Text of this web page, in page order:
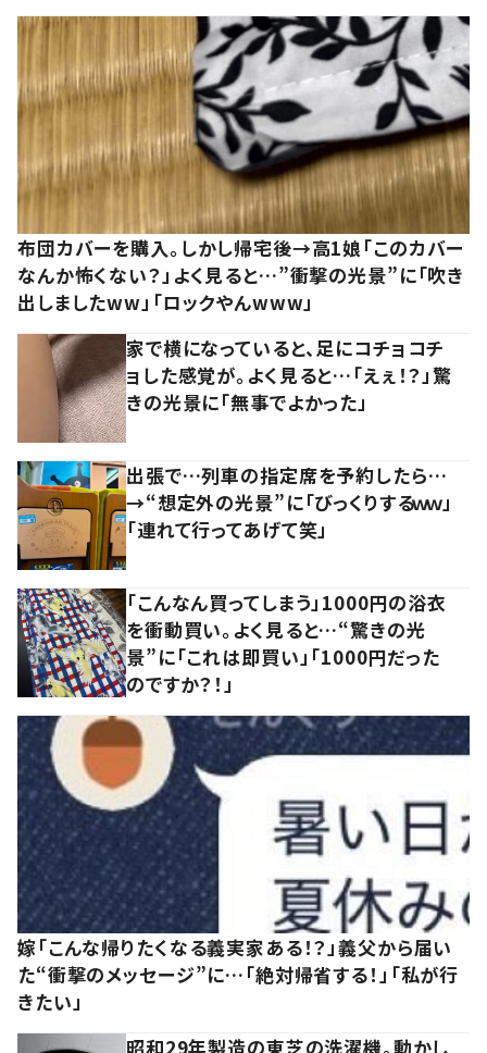
布団カバーを購入。しかし帰宅後→高1娘「このカバー
なんか怖くない？」よく見ると…”衝撃の光景”に「吹き
出しましたww」「ロックやんwww」
家で横になっていると、足にコチョコチ
ョした感覚が。よく見ると…「えぇ！？」驚
きの光景に「無事でよかった」
出張で…列車の指定席を予約したら…
→“想定外の光景”に「びっくりするｗｗ」
「連れて行ってあげて笑」
「こんなん買ってしまう」1000円の浴衣
を衝動買い。よく見ると…“驚きの光
景”に「これは即買い」「1000円だった
のですか？！」
嫁「こんな帰りたくなる義実家ある！？」義父から届い
た“衝撃のメッセージ”に…「絶対帰省する！」「私が行
きたい」
昭和29年製造の東芝の洗濯機。動かし